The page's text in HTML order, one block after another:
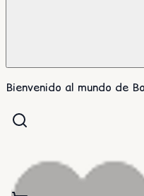
Bienvenido al mundo de